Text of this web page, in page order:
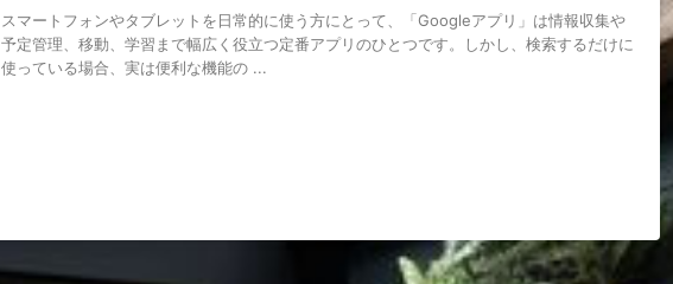
スマートフォンやタブレットを日常的に使う方にとって、「Googleアプリ」は情報収集や
予定管理、移動、学習まで幅広く役立つ定番アプリのひとつです。しかし、検索するだけに
使っている場合、実は便利な機能の ...